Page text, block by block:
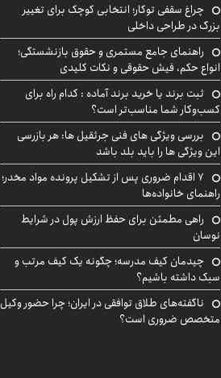
چراغ سقفی توکار؛ انتخابی کوچک برای تغییر
بزرگ در طراحی داخلی
راهنمای جامع مستمری و حقوق بازنشستگی؛
انواع حکم، فیش حقوقی و نکات کلیدی
ثبت برند یا خرید برند آماده : کدام راه برای
کسب‌وکار شما مناسب‌تر است؟
بررسی ویژگی های فنی جرثقیل ها: هر بازرسی
این ویژگی ها را باید بلد باشد
۷ اقدام ضروری پس از تشکیل پرونده مواد مخدر؛
راهنمای خانواده‌ها
راهی مطمئن برای حفظ ارزش پول در شرایط
نوسان
چیدمان کیف مدرسه؛ چگونه یک کیف مرتب و
سبک داشته باشیم؟
ناگفته‌های طلاق توافقی در ایران؛ چرا حضور وکیل
متخصص ضروری است؟